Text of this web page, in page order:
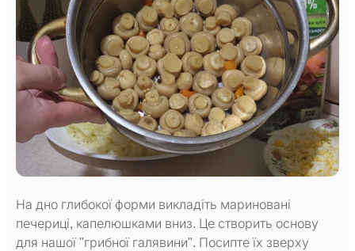
На дно глибокої форми викладіть мариновані
печериці, капелюшками вниз. Це створить основу
для нашої "грибної галявини". Посипте їх зверху